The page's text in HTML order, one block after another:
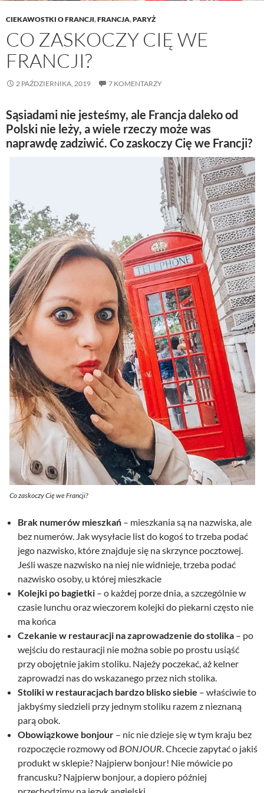
CIEKAWOSTKI O FRANCJI,FRANCJA,PARYŻ
CO ZASKOCZY CIĘ WE
FRANCJI?
2 PAŹDZIERNIKA, 2019 7 KOMENTARZY
Sąsiadami nie jesteśmy, ale Francja daleko od
Polski nie leży, a wiele rzeczy może was
naprawdę zadziwić. Co zaskoczy Cię we Francji?
Co zaskoczy Cię we Francji?
Brak numerów mieszkań – mieszkania są na nazwiska, ale
bez numerów. Jak wysyłacie list do kogoś to trzeba podać
jego nazwisko, które znajduje się na skrzynce pocztowej.
Jeśli wasze nazwisko na niej nie widnieje, trzeba podać
nazwisko osoby, u której mieszkacie
Kolejki po bagietki – o każdej porze dnia, a szczególnie w
czasie lunchu oraz wieczorem kolejki do piekarni często nie
ma końca
Czekanie w restauracji na zaprowadzenie do stolika – po
wejściu do restauracji nie można sobie po prostu usiąść
przy obojętnie jakim stoliku. Najeży poczekać, aż kelner
zaprowadzi nas do wskazanego przez nich stolika.
Stoliki w restauracjach bardzo blisko siebie – właściwie to
jakbyśmy siedzieli przy jednym stoliku razem z nieznaną
parą obok.
Obowiązkowe bonjour – nic nie dzieje się w tym kraju bez
rozpoczęcie rozmowy od BONJOUR . Chcecie zapytać o jakiś
produkt w sklepie? Najpierw bonjour! Nie mówicie po
francusku? Najpierw bonjour, a dopiero później